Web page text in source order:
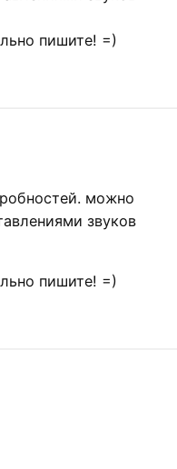
пишите! =)
можно
звуков
пишите! =)